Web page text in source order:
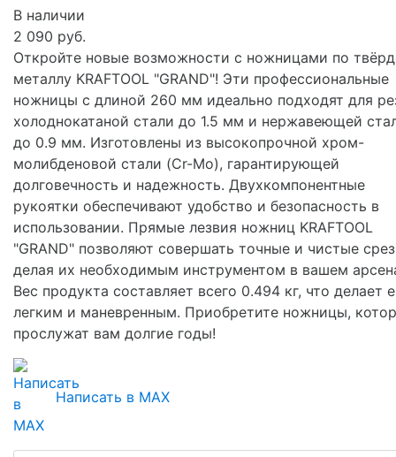
В наличии
2 090 руб.
Откройте новые возможности с ножницами по
металлу KRAFTOOL "GRAND"! Эти профессиональные
ножницы с длиной 260 мм идеально подходят для
холоднокатаной стали до 1.5 мм и нержавеющей
до 0.9 мм. Изготовлены из высокопрочной хром-
молибденовой стали (Cr-Mo), гарантирующей
долговечность и надежность. Двухкомпонентные
рукоятки обеспечивают удобство и безопасность в
использовании. Прямые лезвия ножниц KRAFTOOL
"GRAND" позволяют совершать точные и чистые
делая их необходимым инструментом в вашем
Вес продукта составляет всего 0.494 кг, что делает
легким и маневренным. Приобретите ножницы,
прослужат вам долгие годы!
Написать в MAX